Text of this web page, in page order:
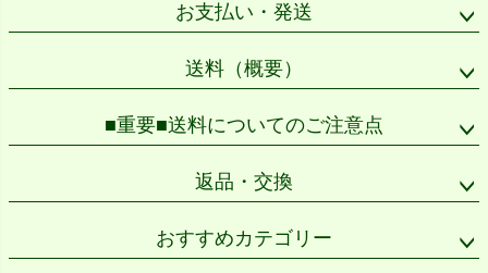
お支払い・発送
送料（概要）
■重要■送料についてのご注意点
返品・交換
おすすめカテゴリー